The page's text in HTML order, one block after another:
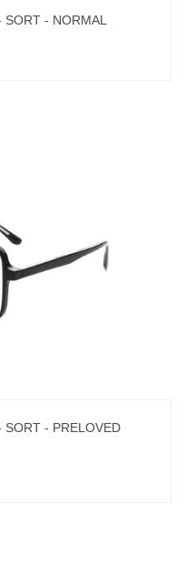
- NORMAL
SORT - PRELOVED